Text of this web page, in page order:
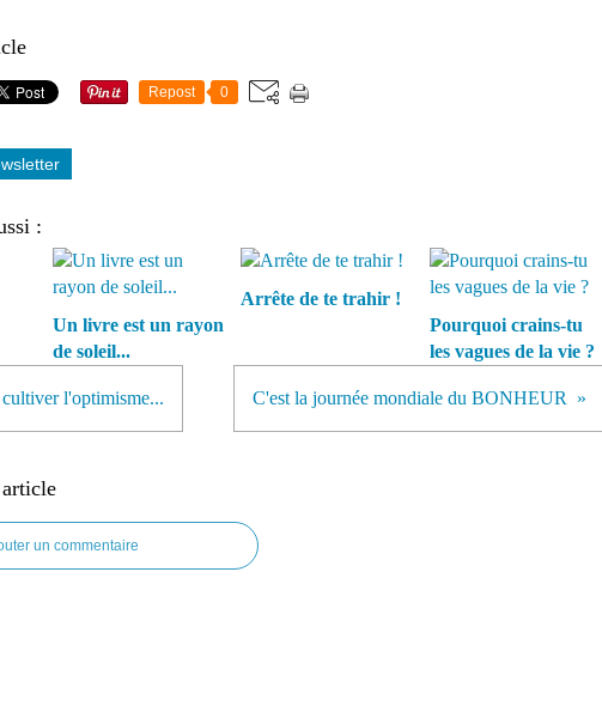
Repost 0
:
Un livre est un rayon
de soleil...
Arrête de te trahir !
Pourquoi crains-tu
les vagues de la vie ?
l'optimisme... C'est la journée mondiale du BONHEUR
un commentaire